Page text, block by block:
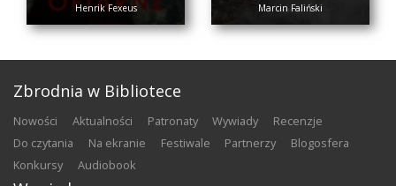
Henrik Fexeus Marcin Faliński
Zbrodnia w Bibliotece
nowości aktualności patronaty wywiady
recenzje
do czytania
na ekranie festiwale partnerzy
blogosfera
konkursy
audiobook